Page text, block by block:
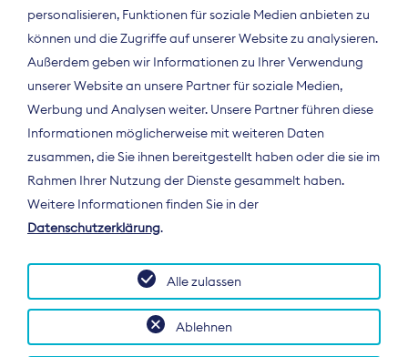
Der Bundesverband Digitalpublisher und
Zeitungsverleger (BDZV) vertritt als
Spitzenorganisation die Interessen der
Deutschland und auf EU-Ebene.
personalisieren, Funktionen für soziale Medien anbieten zu
können und die Zugriffe auf unserer Website zu analysieren.
Außerdem geben wir Informationen zu Ihrer Verwendung
unserer Website an unsere Partner für soziale Medien,
Werbung und Analysen weiter. Unsere Partner führen diese
Informationen möglicherweise mit weiteren Daten
zusammen, die Sie ihnen bereitgestellt haben oder die sie im
Rahmen Ihrer Nutzung der Dienste gesammelt haben.
Weitere Informationen finden Sie in der
Datenschutzerklärung.
Ablehnen
Alle zulassen